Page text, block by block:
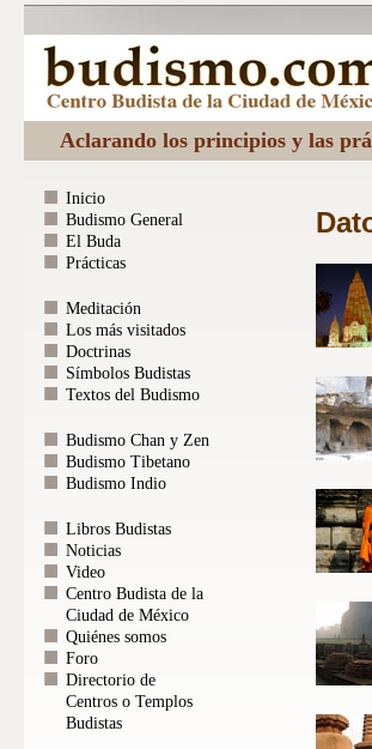
Aclarando los principios y las
Inicio
Budismo General
El Buda
Prácticas
Meditación
Los más visitados
Doctrinas
Símbolos Budistas
Textos del Budismo
Budismo Chan y Zen
Budismo Tibetano
Budismo Indio
Libros Budistas
Noticias
Video
Centro Budista de la
Ciudad de México
Quiénes somos
Foro
Directorio de
Centros o Templos
Budistas